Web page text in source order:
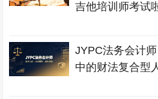
吉他培训师考试
JYPC法务会计
中的财法复合型